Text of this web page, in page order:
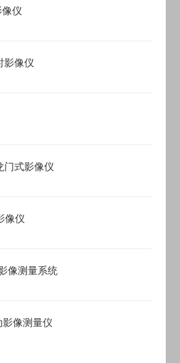
仪
影像仪
门式影像仪
像仪
像测量系统
像测量仪